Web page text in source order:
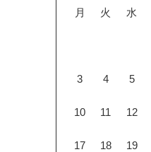
月 火 水
3 4 5
10 11 12
17 18 19